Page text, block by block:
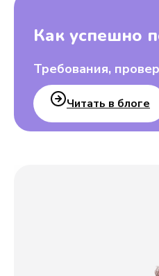
Как успешно
Требования,
Читать в блоге